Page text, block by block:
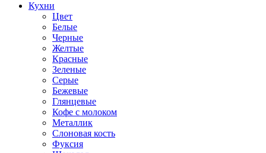
Кухни
Цвет
Белые
Черные
Желтые
Красные
Зеленые
Серые
Бежевые
Глянцевые
Кофе с молоком
Металлик
Слоновая кость
Фуксия